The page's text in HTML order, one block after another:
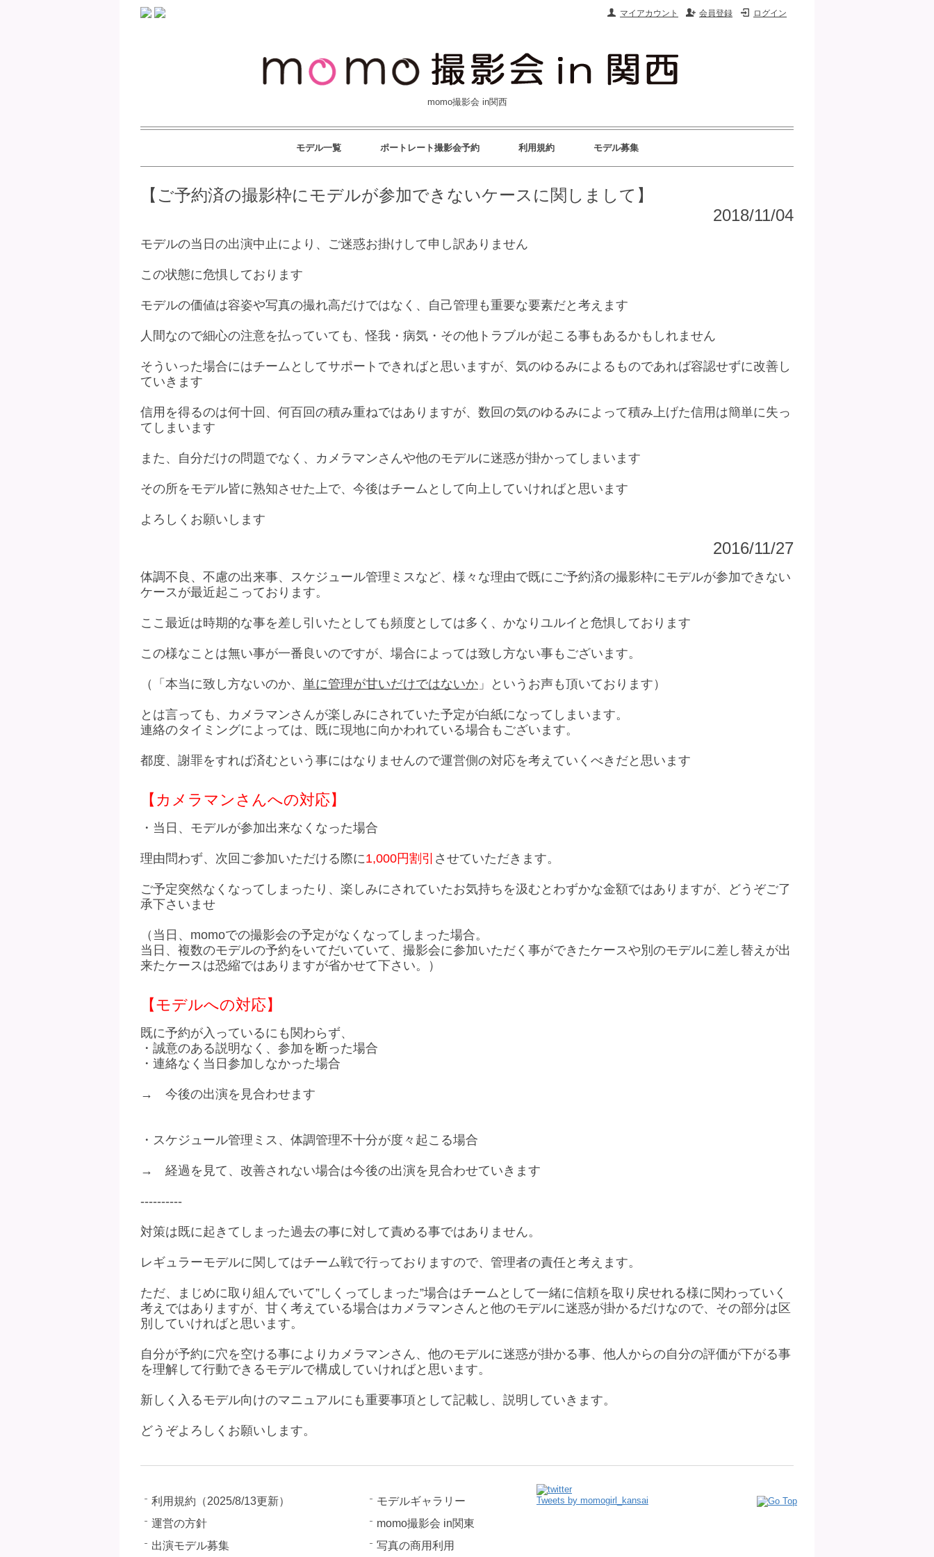
ログイン
会員登録
マイアカウント
momo撮影会 in関西
モデル一覧 ポートレート撮影会予約 利用規約 モデル募集
【ご予約済の撮影枠にモデルが参加できないケースに関しまして】
2018/11/04
モデルの当日の出演中止により、ご迷惑お掛けして申し訳ありません
この状態に危惧しております
モデルの価値は容姿や写真の撮れ高だけではなく、自己管理も重要な要素だと考えます
人間なので細心の注意を払っていても、怪我・病気・その他トラブルが起こる事もあるかもしれません
そういった場合にはチームとしてサポートできればと思いますが、気のゆるみによるものであれば容認せずに改善し
ていきます
信用を得るのは何十回、何百回の積み重ねではありますが、数回の気のゆるみによって積み上げた信用は簡単に失っ
てしまいます
また、自分だけの問題でなく、カメラマンさんや他のモデルに迷惑が掛かってしまいます
その所をモデル皆に熟知させた上で、今後はチームとして向上していければと思います
よろしくお願いします
2016/11/27
体調不良、不慮の出来事、スケジュール管理ミスなど、様々な理由で既にご予約済の撮影枠にモデルが参加できない
ケースが最近起こっております。
ここ最近は時期的な事を差し引いたとしても頻度としては多く、かなりユルイと危惧しております
この様なことは無い事が一番良いのですが、場合によっては致し方ない事もございます。
（「本当に致し方ないのか、 単に管理が甘いだけではないか 」というお声も頂いております）
とは言っても、カメラマンさんが楽しみにされていた予定が白紙になってしまいます。
連絡のタイミングによっては、既に現地に向かわれている場合もございます。
都度、謝罪をすれば済むという事にはなりませんので運営側の対応を考えていくべきだと思います
【カメラマンさんへの対応】
・当日、モデルが参加出来なくなった場合
理由問わず、次回ご参加いただける際に1,000円割引 させていただきます。
ご予定突然なくなってしまったり、楽しみにされていたお気持ちを汲むとわずかな金額ではありますが、どうぞご了
承下さいませ
（当日、momoでの撮影会の予定がなくなってしまった場合。
当日、複数のモデルの予約をいてだいていて、撮影会に参加いただく事ができたケースや別のモデルに差し替えが出
来たケースは恐縮ではありますが省かせて下さい。）
【モデルへの対応】
既に予約が入っているにも関わらず、
・誠意のある説明なく、参加を断った場合
・連絡なく当日参加しなかった場合
→ 今後の出演を見合わせます
・スケジュール管理ミス、体調管理不十分が度々起こる場合
→ 経過を見て、改善されない場合は今後の出演を見合わせていきます
----------
対策は既に起きてしまった過去の事に対して責める事ではありません。
レギュラーモデルに関してはチーム戦で行っておりますので、管理者の責任と考えます。
ただ、まじめに取り組んでいて”しくってしまった”場合はチームとして一緒に信頼を取り戻せれる様に関わっていく
考えではありますが、甘く考えている場合はカメラマンさんと他のモデルに迷惑が掛かるだけなので、その部分は区
別していければと思います。
自分が予約に穴を空ける事によりカメラマンさん、他のモデルに迷惑が掛かる事、他人からの自分の評価が下がる事
を理解して行動できるモデルで構成していければと思います。
新しく入るモデル向けのマニュアルにも重要事項として記載し、説明していきます。
どうぞよろしくお願いします。
利用規約（2025/8/13更新）
運営の方針
出演モデル募集
モデルギャラリー
momo撮影会 in関東
写真の商用利用
Tweets by momogirl_kansai